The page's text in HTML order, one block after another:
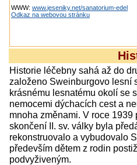
WWW: www.jeseniky.net/sanatorium-edel
Odkaz na webovou stránku
Historie léčebny sahá až do
založeno Sweinburgovo lesní
krásnému lesnatému okolí se
nemocemi dýchacích cest a
mnoha změnami. V roce
skončení II. sv. války byla
rekonstruovalo a vybudovalo
především dětem z rodin
podvyživeným.